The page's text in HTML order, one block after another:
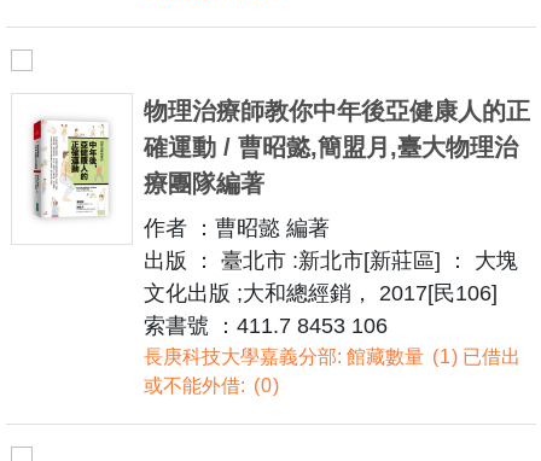
物理治療師教你中年後亞健康人的正
確運動 / 曹昭懿,簡盟月,臺大物理治
療團隊編著
作者 ：曹昭懿 編著
出版 ： 臺北市 :新北市[新莊區] ： 大塊
文化出版 ;大和總經銷， 2017[民106]
索書號 ：411.7 8453 106
長庚科技大學嘉義分部: 館藏數量 1 已借出
或不能外借:
0